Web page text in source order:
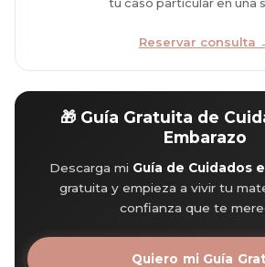
Reservar consulta
🎁 Guía Gratuita de
Embarazo
Descarga mi Guía de Cuidados
gratuita y empieza a vivir tu
confianza que te
Quiero mi Guía